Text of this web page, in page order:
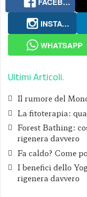
INSTAGRAM
WHATSAPP
Ultimi Articoli
Il rumore del
La fitoterapia:
Forest Bathing:
rigenera davvero
Fa caldo? Come
I benefici dello
rigenera davvero